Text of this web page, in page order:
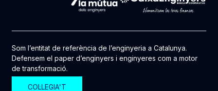
Som l’entitat de referència de l’enginyeria a Catalunya.
Defensem el paper d’enginyers i enginyeres com a motor
de transformació.
COL·LEGIA'T